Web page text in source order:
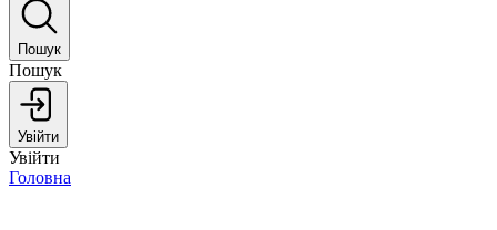
Пошук
Пошук
Увійти
Увійти
Головна